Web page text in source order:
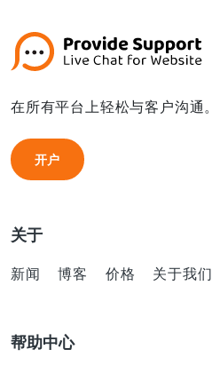
在所有平台上轻松与客户沟通。
开户
开户
关于
新闻 博客 价格 关于我们
帮助中心